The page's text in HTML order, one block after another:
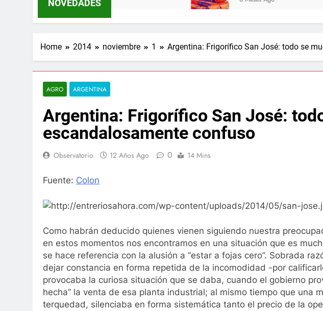
NOVEDADES
Home 2014 noviembre 1 Argentina: Frigorífico San José: todo se
AGRO ARGENTINA
Argentina: Frigorífico San José:
escandalosamente confuso
Observatorio 12 Años Ago 0 14 Mins
Fuente: Colon
Como habrán deducido quienes vienen siguiendo nuestra
en estos momentos nos encontramos en una situación que es
se hace referencia con la alusión a “estar a fojas cero”. Sobrada
dejar constancia en forma repetida de la incomodidad -por
provocaba la curiosa situación que se daba, cuando el gobierno
hecha” la venta de esa planta industrial; al mismo tiempo que una
terquedad, silenciaba en forma sistemática tanto el precio de la